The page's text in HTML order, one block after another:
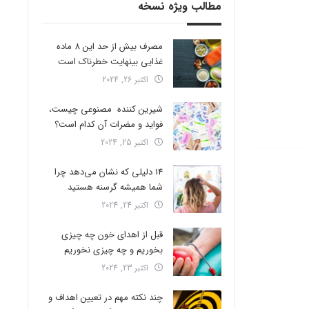
مطالب ویژه نسخه
مصرف بیش از حد این 8 ماده
غذایی بینهایت خطرناک است
اکتبر 26, 2024
شیرین کننده مصنوعی چیست،
فواید و مضرات آن کدام است؟
اکتبر 25, 2024
14 دلیلی که نشان می‌دهد چرا
شما همیشه گرسنه هستید
اکتبر 24, 2024
قبل از اهدای خون چه چیزی
بخوریم و چه چیزی نخوریم
اکتبر 23, 2024
چند نکته مهم در تعیین اهداف و